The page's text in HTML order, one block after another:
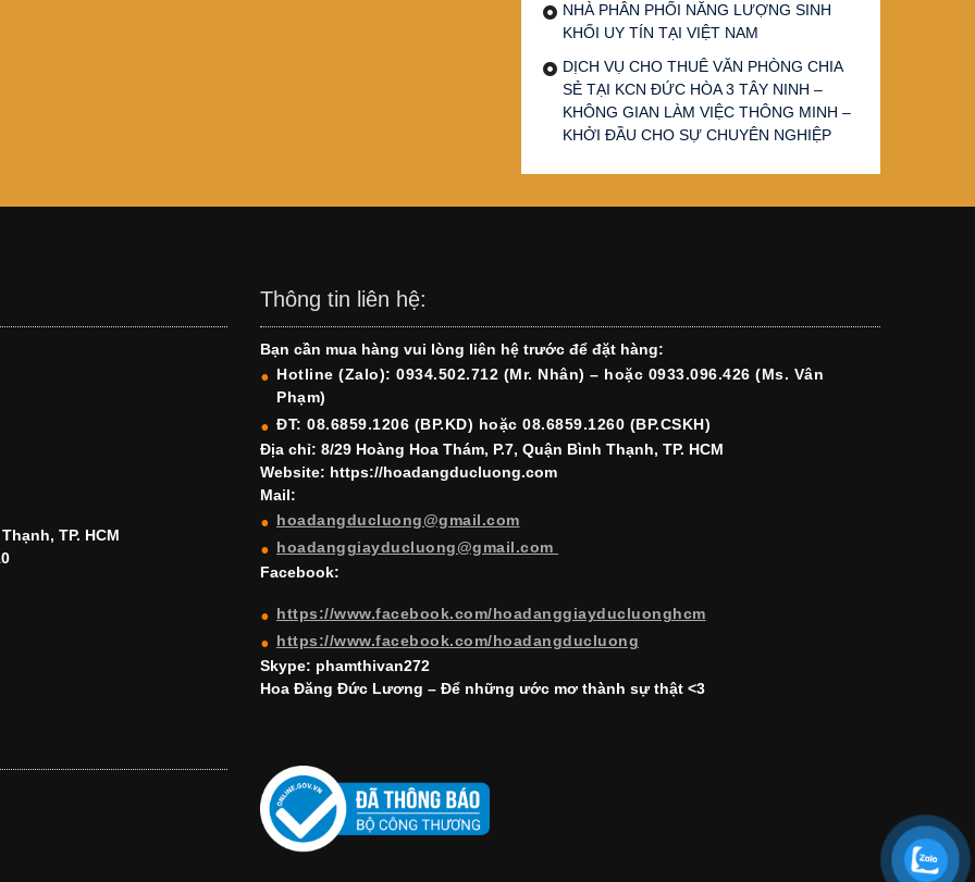
NHÀ PHÂN PHỐI NĂNG LƯỢNG SINH
KHỐI UY TÍN TẠI VIỆT NAM
DỊCH VỤ CHO THUÊ VĂN PHÒNG CHIA
SẺ TẠI KCN ĐỨC HÒA 3 TÂY NINH –
KHÔNG GIAN LÀM VIỆC THÔNG MINH –
KHỞI ĐẦU CHO SỰ CHUYÊN NGHIỆP
TP. HCM
Thông tin liên hệ:
Bạn cần mua hàng vui lòng liên hệ trước để đặt hàng:
Hotline (Zalo): 0934.502.712 (Mr. Nhân) – hoặc 0933.096.426 (Ms. Vân
Phạm)
ĐT: 08.6859.1206 (BP.KD) hoặc 08.6859.1260 (BP.CSKH)
Địa chỉ: 8/29 Hoàng Hoa Thám, P.7, Quận Bình Thạnh, TP. HCM
Website: https://hoadangducluong.com
Mail:
hoadangducluong@gmail.com
hoadanggiayducluong@gmail.com
Facebook:
https://www.facebook.com/hoadanggiayducluonghcm
https://www.facebook.com/hoadangducluong
Skype: phamthivan272
Hoa Đăng Đức Lương – Để những ước mơ thành sự thật <3